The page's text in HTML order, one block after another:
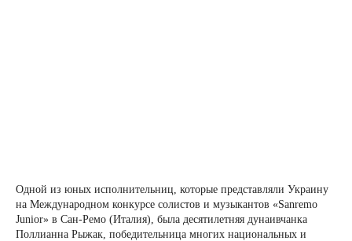
Одной из юных исполнительниц, которые представляли Украину
на Международном конкурсе солистов и музыкантов «Sanremo
Junior» в Сан-Ремо (Италия), была десятилетняя дунаивчанка
Поллианна Рыжак, победительница многих национальных и